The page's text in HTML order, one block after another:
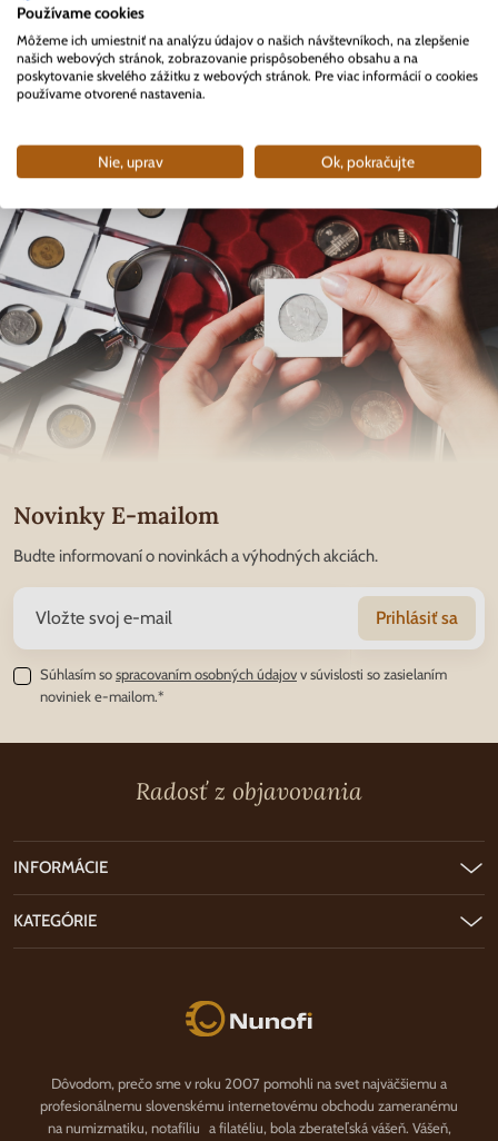
Zákazníkmi overený eshop
Novinky E-mailom
Budte informovaní o novinkách a výhodných akciách.
Prihlásiť sa
Súhlasím sospracovaním osobných údajovv súvislosti so zasielaním
noviniek e-mailom.*
Radosť z objavovania
Nunofi.sk
Dôvodom, prečo sme v roku 2007 pomohli na svet najväčšiemu a
profesionálnemu slovenskému internetovému obchodu zameranému
na numizmatiku, notafíliu a filatéliu, bola zberateľská vášeň. Vášeň,
INFORMÁCIE
KATEGÓRIE
Používame cookies
Môžeme ich umiestniť na analýzu údajov o našich návštevníkoch, na zlepšenie
našich webových stránok, zobrazovanie prispôsobeného obsahu a na
poskytovanie skvelého zážitku z webových stránok. Pre viac informácií o cookies
používame otvorené nastavenia.
Nie, uprav Ok, pokračujte